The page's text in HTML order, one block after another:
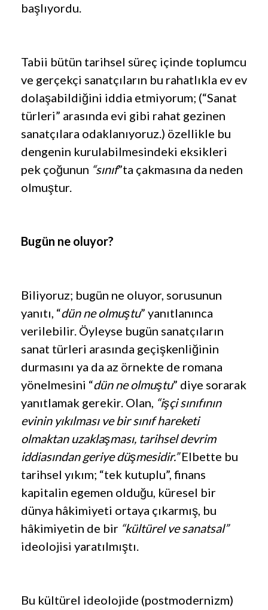
başlıyordu.
Tabii bütün tarihsel süreç içinde toplumcu
ve gerçekçi sanatçıların bu rahatlıkla ev ev
dolaşabildiğini iddia etmiyorum; (“Sanat
türleri” arasında evi gibi rahat gezinen
sanatçılara odaklanıyoruz.) özellikle bu
dengenin kurulabilmesindeki eksikleri
pek çoğunun “sınıf”ta çakmasına da neden
olmuştur.
Bugün ne oluyor?
Biliyoruz; bugün ne oluyor, sorusunun
yanıtı, “dün ne olmuştu” yanıtlanınca
verilebilir. Öyleyse bugün sanatçıların
sanat türleri arasında geçişkenliğinin
durmasını ya da az örnekte de romana
yönelmesini “dün ne olmuştu” diye sorarak
yanıtlamak gerekir. Olan, “işçi sınıfının
evinin yıkılması ve bir sınıf hareketi
olmaktan uzaklaşması, tarihsel devrim
iddiasından geriye düşmesidir.”Elbette bu
tarihsel yıkım; “tek kutuplu”, finans
kapitalin egemen olduğu, küresel bir
dünya hâkimiyeti ortaya çıkarmış, bu
hâkimiyetin de bir “kültürel ve sanatsal”
ideolojisi yaratılmıştı.
Bu kültürel ideolojide (postmodernizm)